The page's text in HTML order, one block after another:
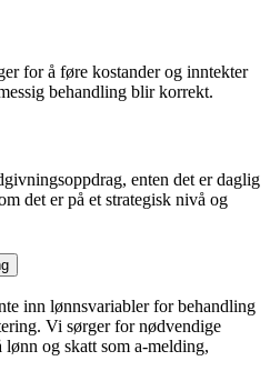
for å føre kostander og inntekter
behandling blir korrekt.
enten det er daglig
det er på et strategisk nivå og
inn lønnsvariabler for behandling
Vi sørger for nødvendige
og skatt som a-melding,